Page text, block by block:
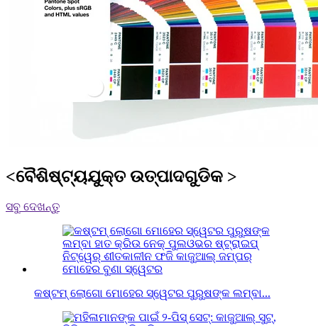
<ବୈଶିଷ୍ଟ୍ୟଯୁକ୍ତ ଉତ୍ପାଦଗୁଡିକ >
ସବୁ ଦେଖନ୍ତୁ
କଷ୍ଟମ୍ ଲୋଗୋ ମୋହେର ସ୍ୱେଟର ପୁରୁଷଙ୍କ ଲମ୍ବା...